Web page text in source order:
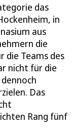
das
in
aus
die
die Teams des
nicht für die
Das
Rang fünf